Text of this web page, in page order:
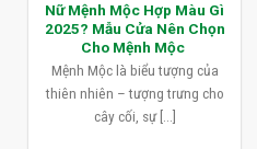
Nữ Mệnh Mộc Hợp Màu Gì
2025? Mẫu Cửa Nên Chọn
Cho Mệnh Mộc
Mệnh Mộc là biểu tượng của
thiên nhiên – tượng trưng cho
cây cối, sự [...]